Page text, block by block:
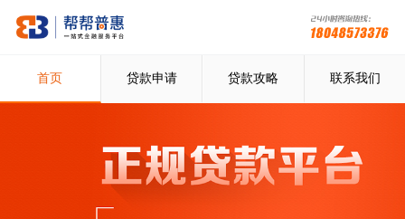
首页 贷款申请 贷款攻略 联系我们